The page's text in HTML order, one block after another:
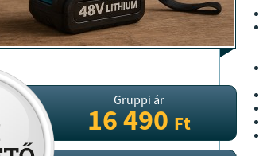
Gruppi ár
16 490Ft